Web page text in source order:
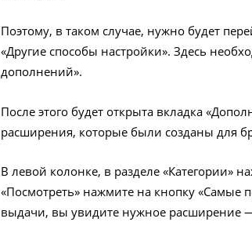
Поэтому, в таком случае, нужно будет
«Другие способы настройки». Здесь
дополнений».
После этого будет открыта вкладка
расширения, которые были созданы для
В левой колонке, в разделе «Категории»
«Посмотреть» нажмите на кнопку «Самые
выдачи, вы увидите нужное расширение —